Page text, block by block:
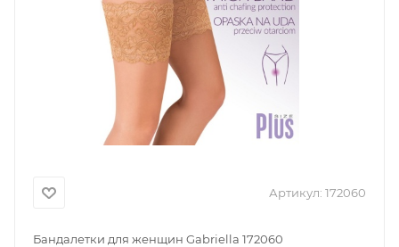
Артикул: 172060
Бандалетки для женщин Gabriella 172060